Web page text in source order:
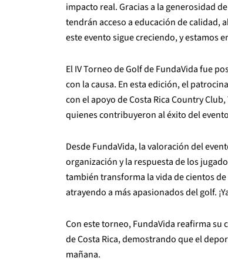
impacto real. Gracias a la generosidad
tendrán acceso a educación de calidad,
este evento sigue creciendo, y estamos
El IV Torneo de Golf de FundaVida fue
con la causa. En esta edición, el
con el apoyo de Costa Rica Country
quienes contribuyeron al éxito del
Desde FundaVida, la valoración del
organización y la respuesta de los
también transforma la vida de cientos
atrayendo a más apasionados del golf.
Con este torneo, FundaVida reafirma
de Costa Rica, demostrando que el
mañana.